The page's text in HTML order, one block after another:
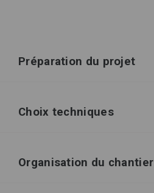
Préparation du projet
Choix techniques
Organisation du chantier